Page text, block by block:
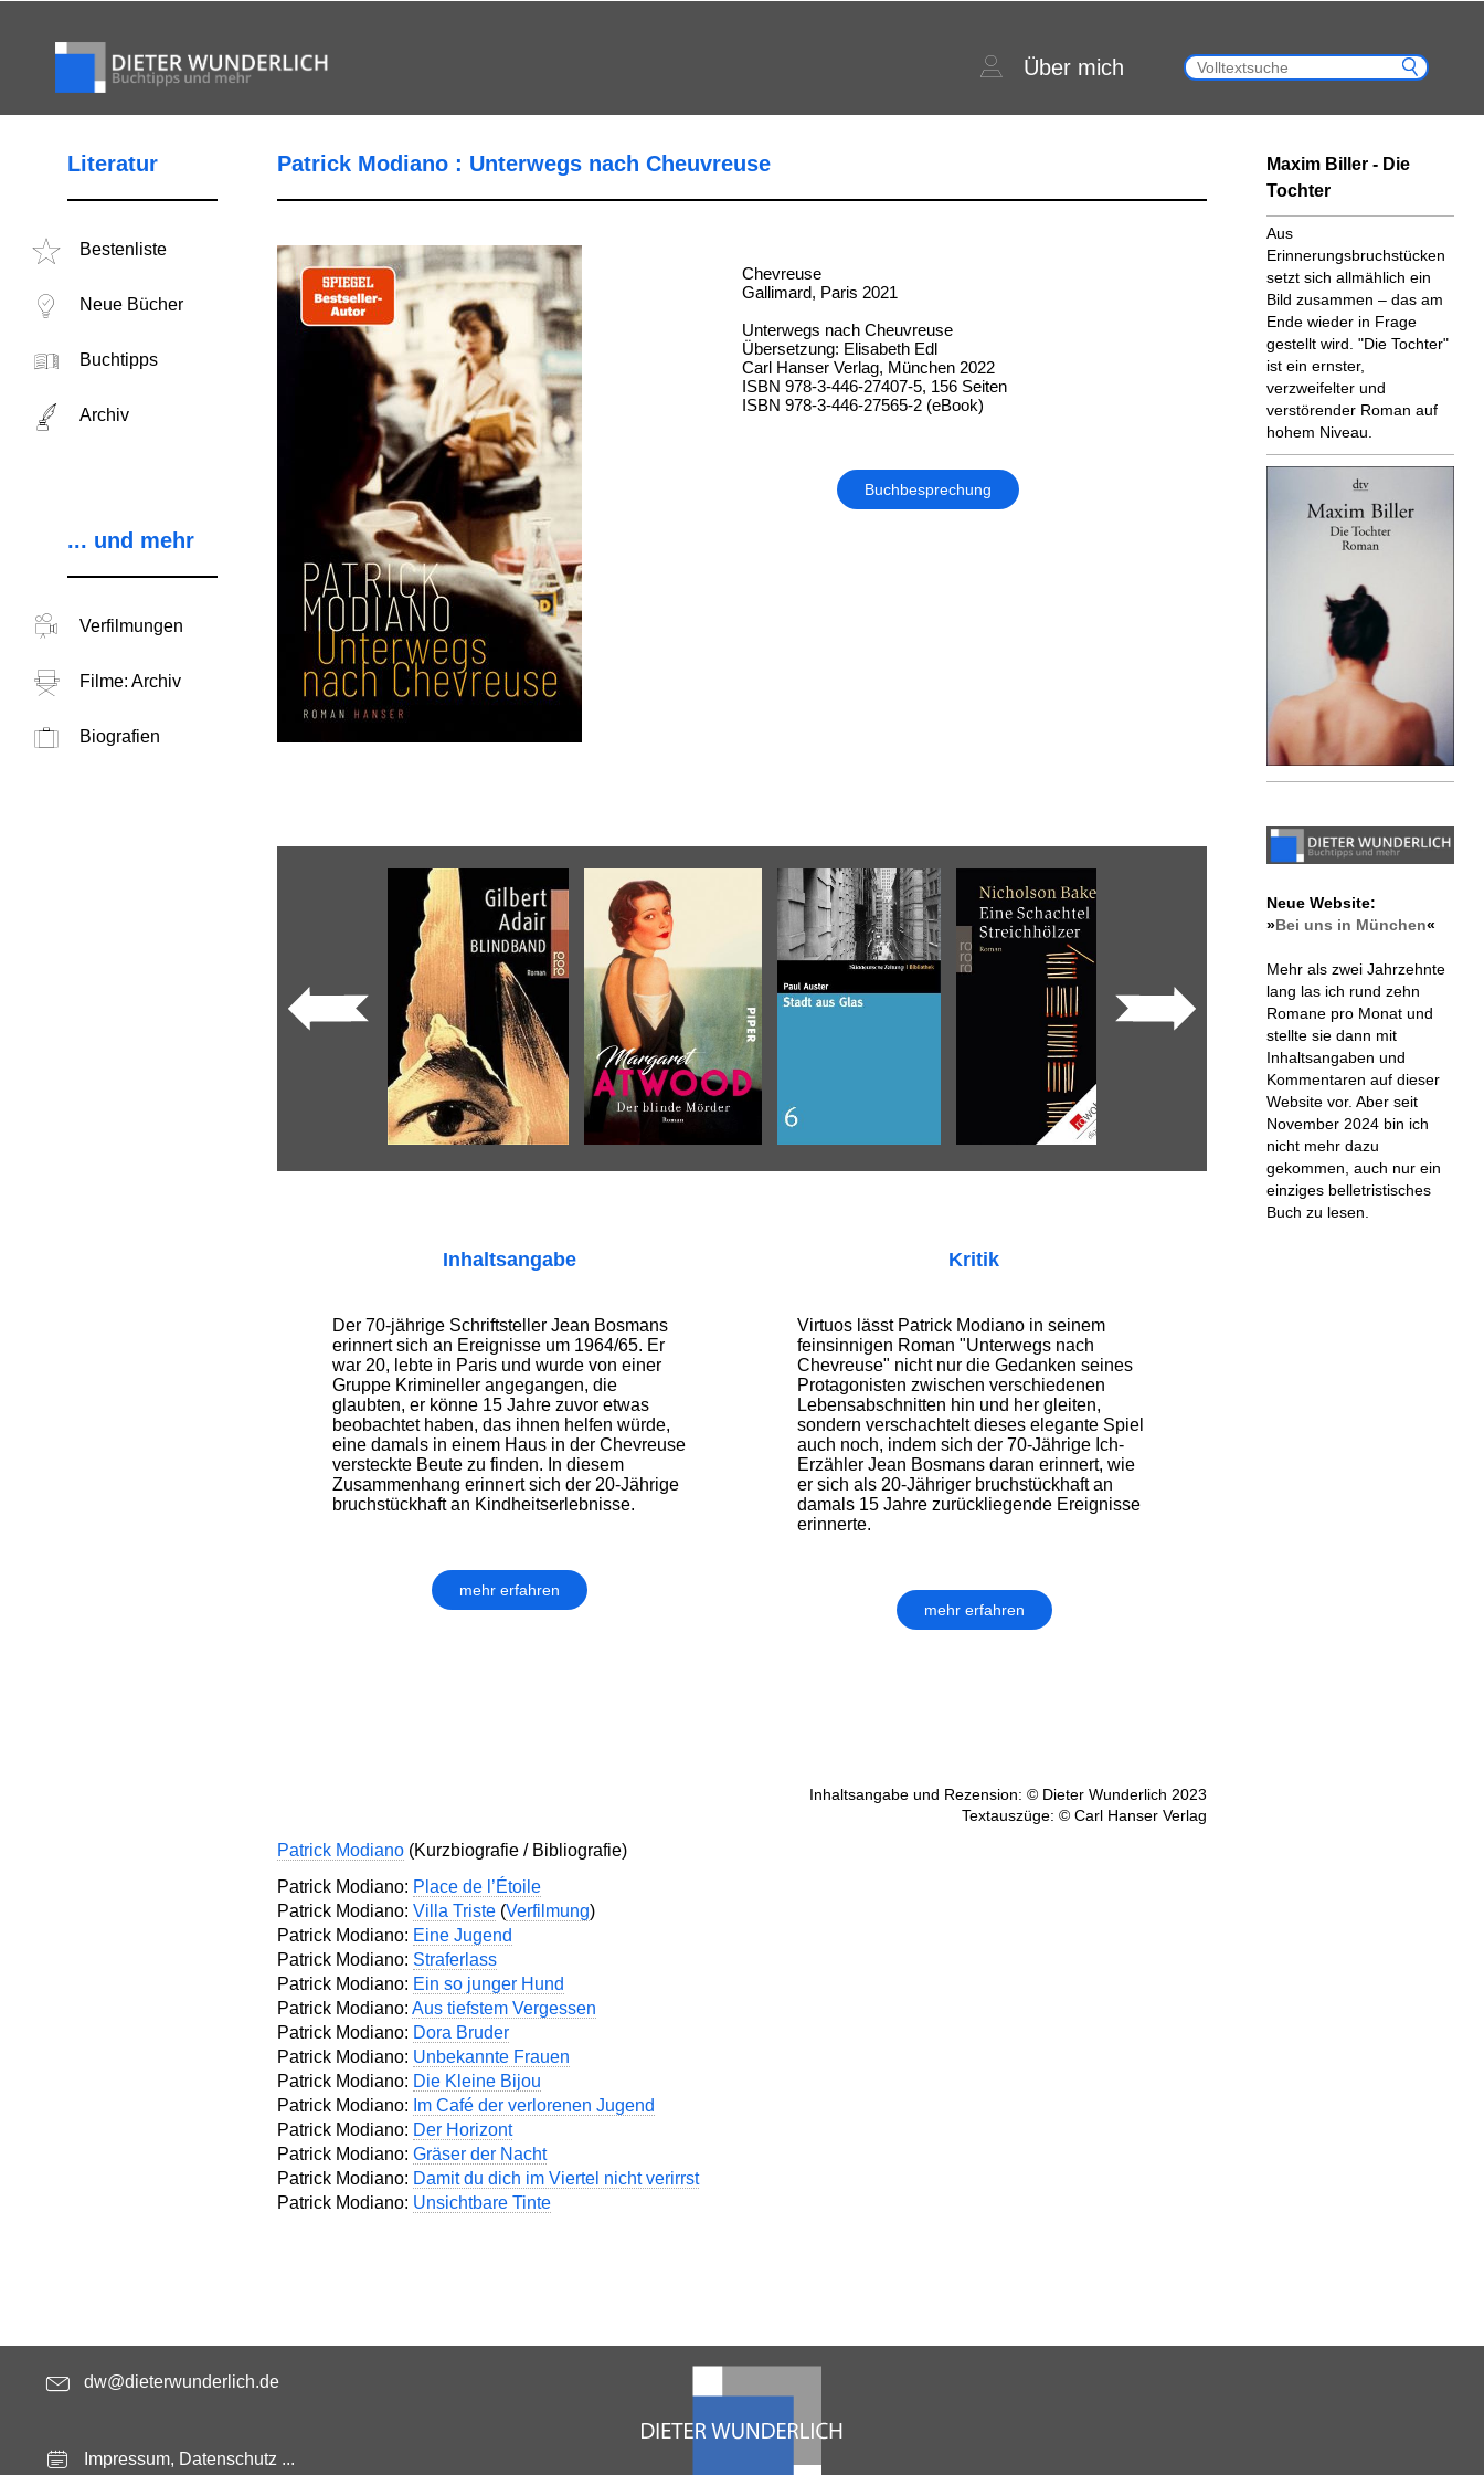
Über mich
Literatur
Bestenliste
Neue Bücher
Buchtipps
Archiv
... und mehr
Verfilmungen
Filme: Archiv
Biografien
Patrick Modiano : Unterwegs nach Cheuvreuse
Chevreuse
Gallimard, Paris 2021
Unterwegs nach Cheuvreuse
Übersetzung: Elisabeth Edl
Carl Hanser Verlag, München 2022
ISBN 978-3-446-27407-5, 156 Seiten
ISBN 978-3-446-27565-2 (eBook)
Buchbesprechung
Inhaltsangabe
Der 70-jährige Schriftsteller Jean Bosmans
erinnert sich an Ereignisse um 1964/65. Er
war 20, lebte in Paris und wurde von einer
Gruppe Krimineller angegangen, die
glaubten, er könne 15 Jahre zuvor etwas
beobachtet haben, das ihnen helfen würde,
eine damals in einem Haus in der Chevreuse
versteckte Beute zu finden. In diesem
Zusammenhang erinnert sich der 20-Jährige
bruchstückhaft an Kindheitserlebnisse.
mehr erfahren
Kritik
Virtuos lässt Patrick Modiano in seinem
feinsinnigen Roman "Unterwegs nach
Chevreuse" nicht nur die Gedanken seines
Protagonisten zwischen verschiedenen
Lebensabschnitten hin und her gleiten,
sondern verschachtelt dieses elegante Spiel
auch noch, indem sich der 70-Jährige Ich-
Erzähler Jean Bosmans daran erinnert, wie
er sich als 20-Jähriger bruchstückhaft an
damals 15 Jahre zurückliegende Ereignisse
erinnerte.
mehr erfahren
Inhaltsangabe und Rezension: © Dieter Wunderlich 2023
Textauszüge: © Carl Hanser Verlag
Patrick Modiano(Kurzbiografie / Bibliografie)
Patrick Modiano: Place de l’Étoile
Patrick Modiano: Villa Triste(Verfilmung)
Patrick Modiano: Eine Jugend
Patrick Modiano: Straferlass
Patrick Modiano: Ein so junger Hund
Patrick Modiano: Aus tiefstem Vergessen
Patrick Modiano: Dora Bruder
Patrick Modiano: Unbekannte Frauen
Patrick Modiano: Die Kleine Bijou
Patrick Modiano: Im Café der verlorenen Jugend
Patrick Modiano: Der Horizont
Patrick Modiano: Gräser der Nacht
Patrick Modiano: Damit du dich im Viertel nicht verirrst
Patrick Modiano: Unsichtbare Tinte
Maxim Biller - Die
Tochter
Aus
Erinnerungsbruchstücken
setzt sich allmählich ein
Bild zusammen – das am
Ende wieder in Frage
gestellt wird. "Die Tochter"
ist ein ernster,
verzweifelter und
verstörender Roman auf
hohem Niveau.
Neue Website:
»Bei uns in München«
Mehr als zwei Jahrzehnte
lang las ich rund zehn
Romane pro Monat und
stellte sie dann mit
Inhaltsangaben und
Kommentaren auf dieser
Website vor. Aber seit
November 2024 bin ich
nicht mehr dazu
gekommen, auch nur ein
einziges belletristisches
Buch zu lesen.
dw@dieterwunderlich.de
Impressum, Datenschutz ...